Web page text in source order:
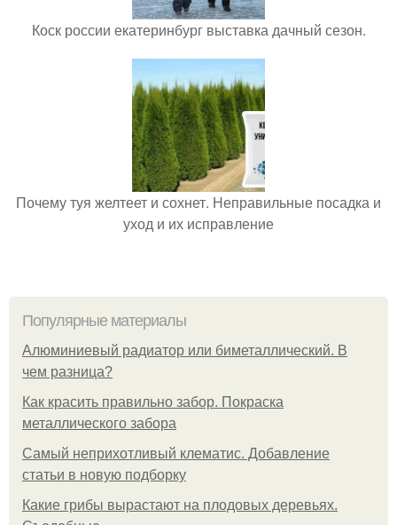
Коск россии екатеринбург выставка дачный сезон.
Почему туя желтеет и сохнет. Неправильные посадка и
уход и их исправление
Популярные материалы
Алюминиевый радиатор или биметаллический. В
чем разница?
Как красить правильно забор. Покраска
металлического забора
Самый неприхотливый клематис. Добавление
статьи в новую подборку
Какие грибы вырастают на плодовых деревьях.